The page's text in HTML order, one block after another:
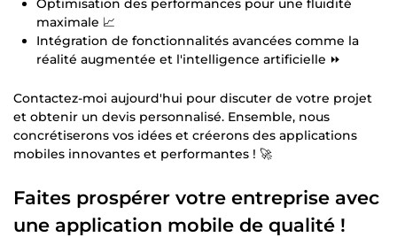
Optimisation des performances pour une fluidité
maximale 📈
Intégration de fonctionnalités avancées comme la
réalité augmentée et l'intelligence artificielle ⏩
Contactez-moi aujourd'hui pour discuter de votre projet
et obtenir un devis personnalisé. Ensemble, nous
concrétiserons vos idées et créerons des applications
mobiles innovantes et performantes ! 🚀
Faites prospérer votre entreprise avec
une application mobile de qualité !